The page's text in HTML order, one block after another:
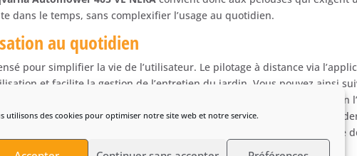
utilisons des cookies pour optimiser notre site web et notre service.
dans le temps, sans complexifier l’usage au quotidien.
au quotidien
pour simplifier la vie de l’utilisateur. Le pilotage à distance via
et facilite la gestion de l’entretien du jardin. Vous pouvez ainsi
et mieux organiser les périodes de tonte selon vos habitudes ou selon
est particulièrement utile pour les propriétaires qui souhaitent
Le
apporte
routine d’entretien moderne, pratique et rassurante.